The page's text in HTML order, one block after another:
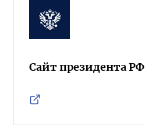
Сайт президента РФ